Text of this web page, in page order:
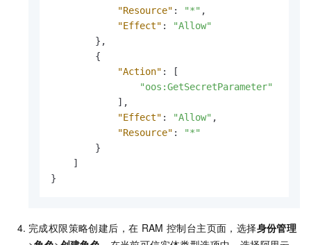
"Resource" : "*" ,
"Effect" :
"Allow"
} ,
{
"Action" :
[
"oos:GetSecretParameter"
] ,
"Effect" : "Allow" ,
"Resource" :
"*"
}
]
}
完成权限策略创建后，在 RAM 控制台主页面，选择身份管理